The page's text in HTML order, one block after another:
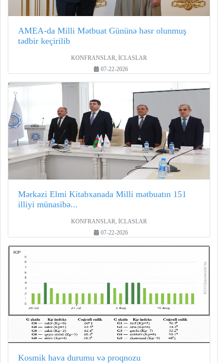
AMEA-da Milli Mətbuat Gününə həsr olunmuş
tədbir keçirilib
KONFRANSLAR, İCLASLAR
07-22-2026
Mərkəzi Elmi Kitabxanada Milli mətbuatın 151
illiyi münasibə...
KONFRANSLAR, İCLASLAR
07-22-2026
Kosmik hava durumu və proqnozu